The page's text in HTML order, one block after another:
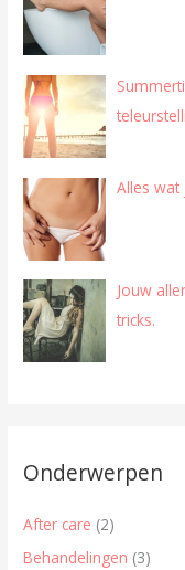
Alles wat
Jouw
tricks.
Onderwerpen
After care (2)
Behandelingen (3)